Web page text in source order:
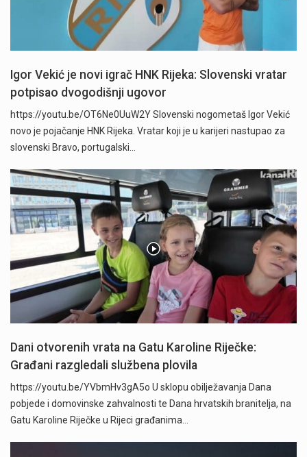
Igor Vekić je novi igrač HNK Rijeka: Slovenski vratar
potpisao dvogodišnji ugovor
https://youtu.be/OT6Ne0UuW2Y Slovenski nogometaš Igor Vekić
novo je pojačanje HNK Rijeka. Vratar koji je u karijeri nastupao za
slovenski Bravo, portugalski…
Dani otvorenih vrata na Gatu Karoline Riječke:
Građani razgledali službena plovila
https://youtu.be/YVbmHv3gA5o U sklopu obilježavanja Dana
pobjede i domovinske zahvalnosti te Dana hrvatskih branitelja, na
Gatu Karoline Riječke u Rijeci građanima…